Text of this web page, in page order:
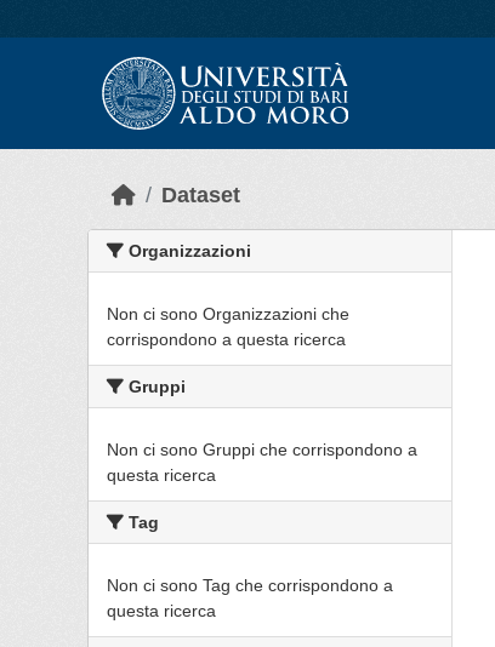
Dataset
Organizzazioni
Non ci sono Organizzazioni che
corrispondono a questa ricerca
Gruppi
Non ci sono Gruppi che corrispondono a
questa ricerca
Tag
Non ci sono Tag che corrispondono a
questa ricerca